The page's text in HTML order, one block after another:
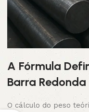
A Fórmula
Barra Redonda
O cálculo do peso